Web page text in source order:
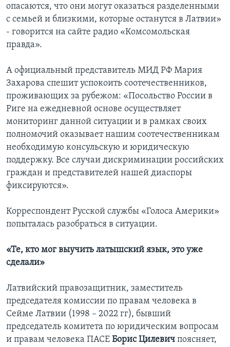
опасаются, что они могут оказаться разделенными
с семьей и близкими, которые останутся в Латвии»
- говорится на сайте радио «Комсомольская
правда».
А официальный представитель МИД РФ Мария
Захарова спешит успокоить соотечественников,
проживающих за рубежом: «Посольство России в
Риге на ежедневной основе осуществляет
мониторинг данной ситуации и в рамках своих
полномочий оказывает нашим соотечественникам
необходимую консульскую и юридическую
поддержку. Все случаи дискриминации российских
граждан и представителей нашей диаспоры
фиксируются».
Корреспондент Русской службы «Голоса Америки»
попыталась разобраться в ситуации.
«Те, кто мог выучить латышский язык, это уже
сделали»
Латвийский правозащитник, заместитель
председателя комиссии по правам человека в
Сейме Латвии (1998 – 2022 гг), бывший
председатель комитета по юридическим вопросам
и правам человека ПАСЕ Борис Цилевич поясняет,